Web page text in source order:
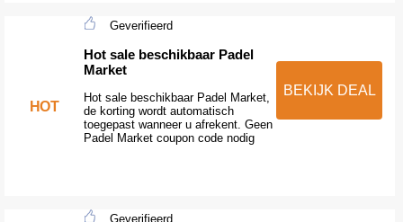
HOT
Geverifieerd
Hot sale beschikbaar Padel
Market
Hot sale beschikbaar Padel Market,
de korting wordt automatisch
toegepast wanneer u afrekent. Geen
Padel Market coupon code nodig
BEKIJK DEAL
Geverifieerd